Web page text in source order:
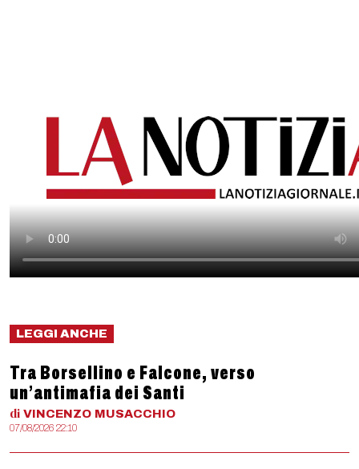
LEGGI ANCHE
Tra Borsellino e Falcone, verso
un’antimafia dei Santi
di VINCENZO MUSACCHIO
07/08/2026 22:10